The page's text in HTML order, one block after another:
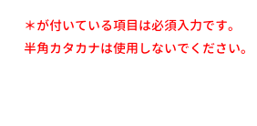
＊が付いている項目は必須入力です。
半角カタカナは使用しないでください。